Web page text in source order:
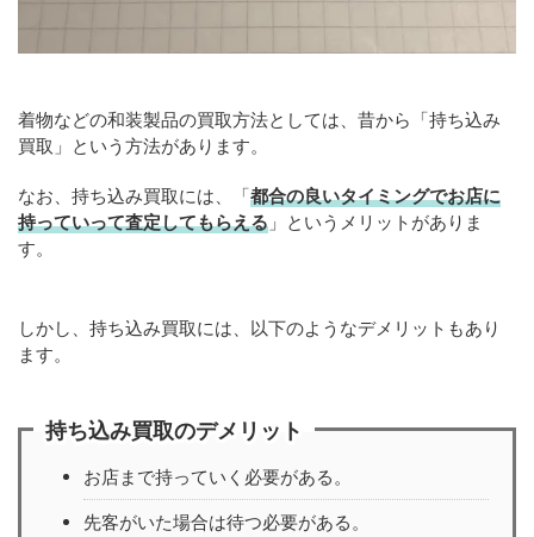
着物などの和装製品の買取方法としては、昔から「持ち込み
買取」という方法があります。
なお、持ち込み買取には、「都合の良いタイミングでお店に
持っていって査定してもらえる 」というメリットがありま
す。
しかし、持ち込み買取には、以下のようなデメリットもあり
ます。
持ち込み買取のデメリット
お店まで持っていく必要がある。
先客がいた場合は待つ必要がある。